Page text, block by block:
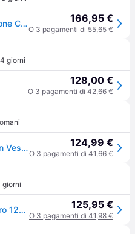
Camelbak. Borsa Per L'idratazione Camelbak Zephir Pro Sacca D Acqua Ritiro Gratis - blu - NO SIZE 166,95 €
O 3 pagamenti di 55,65 €
giorni
128,00 €
O 3 pagamenti di 42,66 €
Camelbak Zephyr Pro Hydration Vest 1l Blu 124,99 €
O 3 pagamenti di 41,66 €
giorni
Gilet idrico Camelbak Zephyr Pro 12L blu - Blue 125,95 €
O 3 pagamenti di 41,98 €